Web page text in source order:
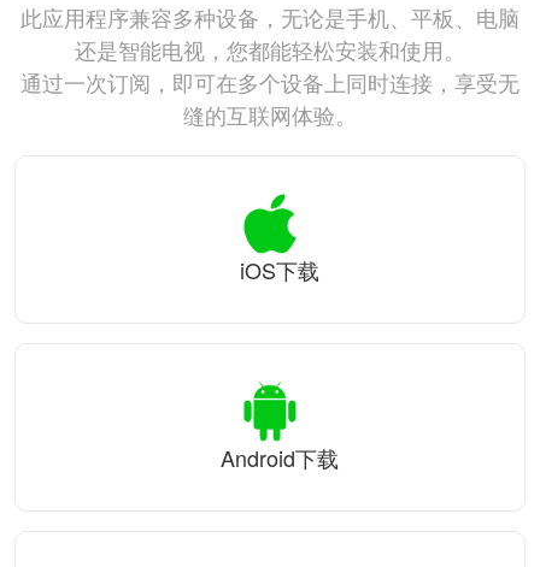
此应用程序兼容多种设备，无论是手机、平板、电脑
还是智能电视，您都能轻松安装和使用。
通过一次订阅，即可在多个设备上同时连接，享受无
缝的互联网体验。
iOS下载
Android下载